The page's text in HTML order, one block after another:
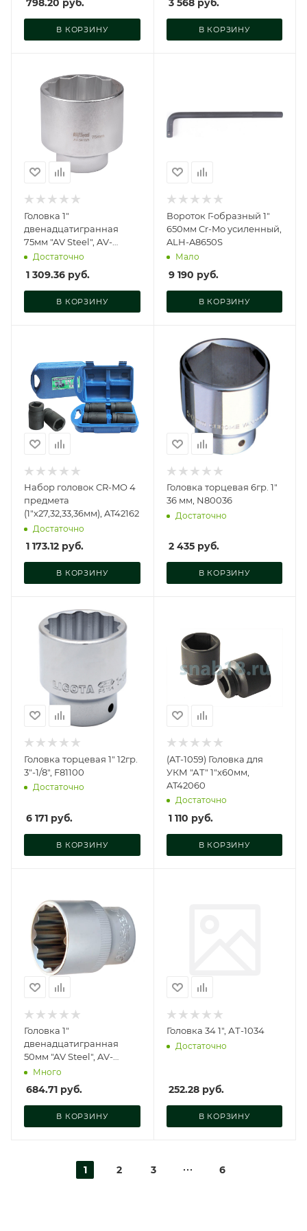
798.20 руб.
В КОРЗИНУ
3 568руб.
В КОРЗИНУ
Головка 1"
двенадцатигранная
75мм "AV Steel", AV-
541075
Достаточно
1 309.36 руб.
В КОРЗИНУ
Вороток Г-образный 1"
650мм Cr-Mo усиленный,
ALH-A8650S
Мало
9 190 руб.
В КОРЗИНУ
Набор головок CR-MO 4
предмета
(1"х27,32,33,36мм), AT42162
Достаточно
1 173.12 руб.
В КОРЗИНУ
Головка торцевая 6гр. 1"
36 мм, N80036
Достаточно
2 435руб.
В КОРЗИНУ
Головка торцевая 1" 12гр.
3"-1/8", F81100
Достаточно
6 171 руб.
В КОРЗИНУ
(AT-1059) Головка для
УКМ "АТ" 1"х60мм,
AT42060
Достаточно
1 110 руб.
В КОРЗИНУ
Головка 1"
двенадцатигранная
50мм "AV Steel", AV-
541050
Много
684.71 руб.
В КОРЗИНУ
Головка 34 1", АТ-1034
Достаточно
252.28руб.
В КОРЗИНУ
1 2 3 6